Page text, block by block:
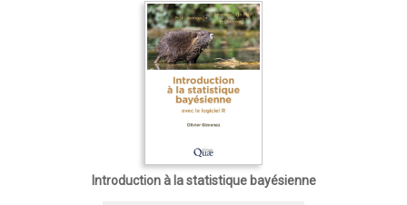
Introduction à la statistique bayésienne